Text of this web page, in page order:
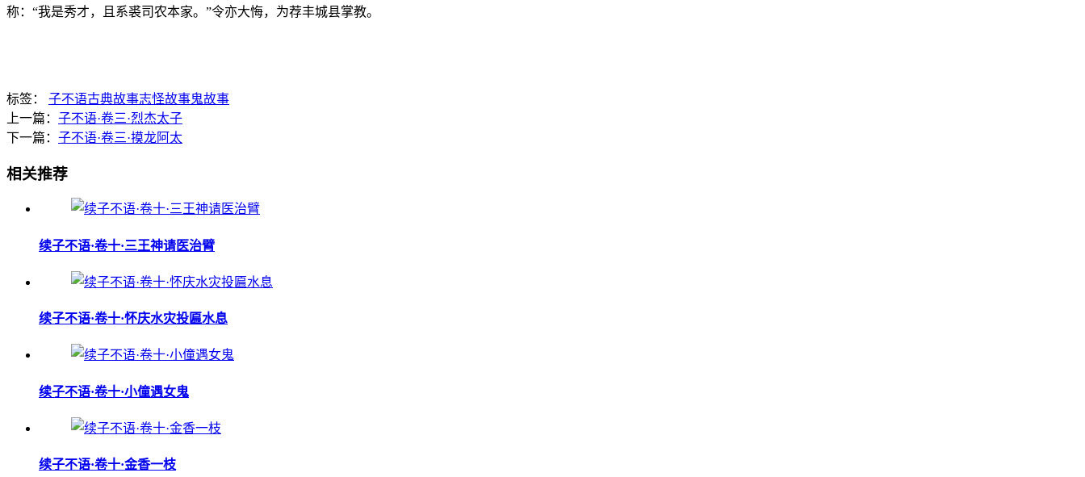
称：“我是秀才，且系裘司农本家。”令亦大悔，为荐丰城县掌教。
标签： 子不语古典故事志怪故事鬼故事
上一篇： 子不语·卷三·烈杰太子
下一篇： 子不语·卷三·摸龙阿太
相关推荐
续子不语·卷十·三王神请医治臂
续子不语·卷十·怀庆水灾投匾水息
续子不语·卷十·小僮遇女鬼
续子不语·卷十·金香一枝